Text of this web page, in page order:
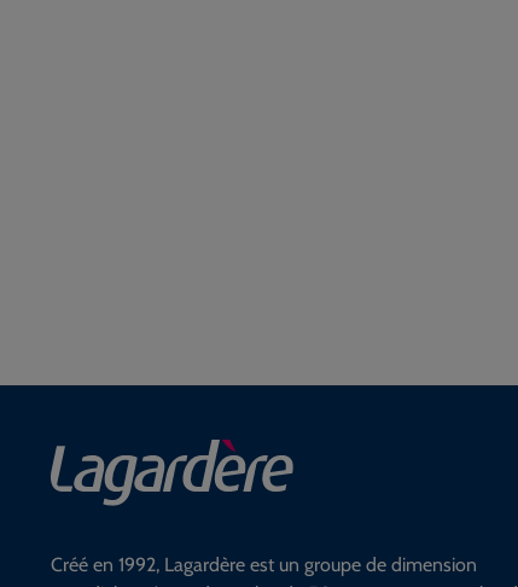
Créé en 1992, Lagardère est un groupe de dimension